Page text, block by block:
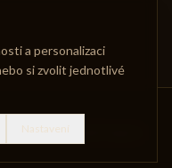
údajůFacebook
a personalizaci
si zvolit jednotlivé
Nastavení